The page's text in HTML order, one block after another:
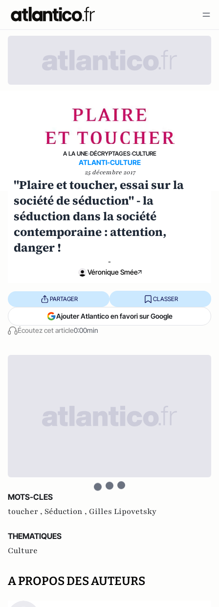
A LA UNE›DÉCRYPTAGES›CULTURE
ATLANTI-CULTURE
25 décembre 2017
"Plaire et toucher, essai sur la
société de séduction" - la
séduction dans la société
contemporaine : attention,
danger !
-
Véronique Smée
Écoutez cet article0:00min
PARTAGER CLASSER
Ajouter Atlantico en favori sur Google
MOTS-CLES
toucher , Séduction , Gilles Lipovetsky
THEMATIQUES
Culture
A PROPOS DES AUTEURS